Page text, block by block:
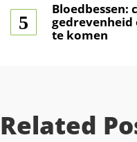
Bloedbessen:
gedrevenheid
te komen
Related